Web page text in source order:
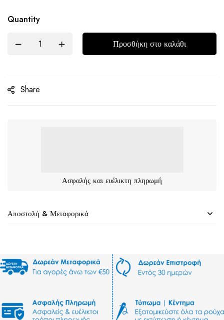
Quantity
Προσθήκη στο καλάθι
Share
Ασφαλής και ευέλικτη πληρωμή
Αποστολή & Μεταφορικά